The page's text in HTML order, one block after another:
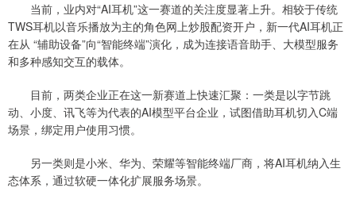
当前，业内对“AI耳机”这一赛道的关注度显著上升。相较于传统
TWS耳机以音乐播放为主的角色网上炒股配资开户，新一代AI耳机正
在从 “辅助设备”向“智能终端”演化，成为连接语音助手、大模型服务
和多种感知交互的载体。
目前，两类企业正在这一新赛道上快速汇聚：一类是以字节跳
动、小度、讯飞等为代表的AI模型平台企业，试图借助耳机切入C端
场景，绑定用户使用习惯。
另一类则是小米、华为、荣耀等智能终端厂商，将AI耳机纳入生
态体系，通过软硬一体化扩展服务场景。